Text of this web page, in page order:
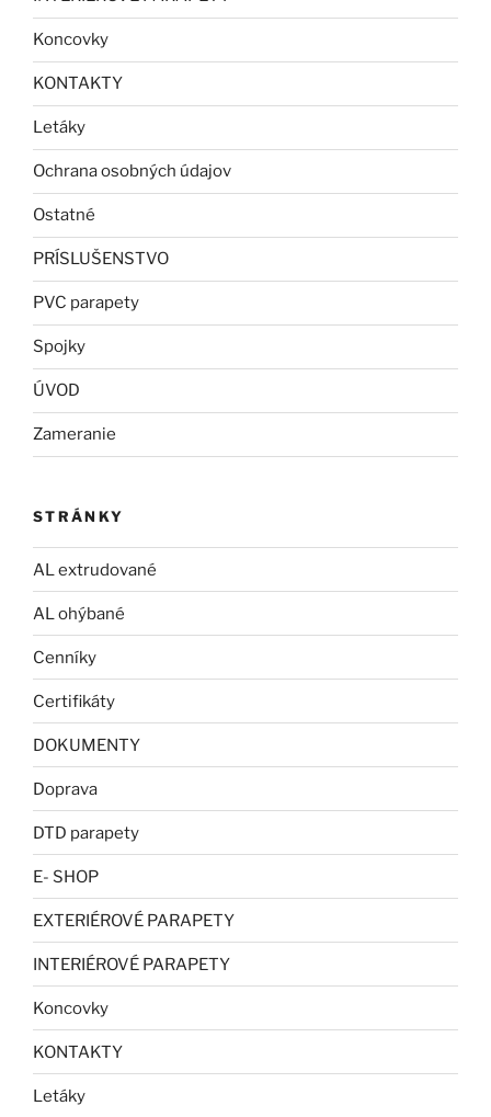
Koncovky
KONTAKTY
Letáky
Ochrana osobných údajov
Ostatné
PRÍSLUŠENSTVO
PVC parapety
Spojky
ÚVOD
Zameranie
STRÁNKY
AL extrudované
AL ohýbané
Cenníky
Certifikáty
DOKUMENTY
Doprava
DTD parapety
E- SHOP
EXTERIÉROVÉ PARAPETY
INTERIÉROVÉ PARAPETY
Koncovky
KONTAKTY
Letáky